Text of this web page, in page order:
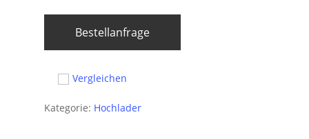
Bestellanfrage
Vergleichen
Kategorie: Hochlader